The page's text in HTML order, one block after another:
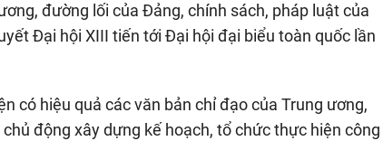
đường lối của Đảng, chính sách, pháp luật của
Đại hội XIII tiến tới Đại hội đại biểu toàn quốc lần
có hiệu quả các văn bản chỉ đạo của Trung ương,
động xây dựng kế hoạch, tổ chức thực hiện công